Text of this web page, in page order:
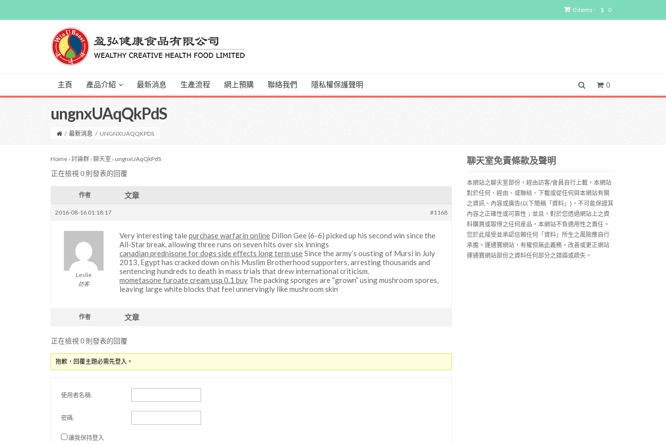
0 items - $ 0
主頁 產品介紹 最新消息 生產流程 網上預購 聯絡我們 隱私權保護聲明 0
ungnxUAqQkPdS
/ 最新消息 / UNGNXUAQQKPDS
Home › 討論群 › 聊天室 › ungnxUAqQkPdS
正在檢視 0 則發表的回覆
作者 文章
2016-08-16 01:18:17 #1168
Leslie
訪客
Very interesting talepurchase warfarin online Dillon Gee (6-6) picked up his second win since the
All-Star break, allowing three runs on seven hits over six innings
canadian prednisone for dogs side effects long term useSince the army’s ousting of Mursi in July
2013, Egypt has cracked down on his Muslim Brotherhood supporters, arresting thousands and
sentencing hundreds to death in mass trials that drew international criticism.
mometasone furoate cream usp 0.1 buy The packing sponges are “grown” using mushroom spores,
leaving large white blocks that feel unnervingly like mushroom skin
作者 文章
正在檢視 0 則發表的回覆
抱歉，回覆主題必需先登入。
使用者名稱:
密碼:
讓我保持登入
聊天室免責條款及聲明
本網站之聊天室部份，經由訪客/會員自行上載，本網站
對於任何、經由、或聯結、下載或從任何與本網站有關
之資訊、內容或廣告(以下簡稱「資料」)，不可能保證其
內容之正確性或可靠性；並且，對於您透過網站上之資
料購買或取得之任何産品，本網站不負適用性之責任。
您於此接受並承認信賴任何「資料」所生之風險應自行
承擔。運通寶網站，有權但無此義務，改善或更正網站
運通寶網站部份之資料任何部分之錯誤或疏失。